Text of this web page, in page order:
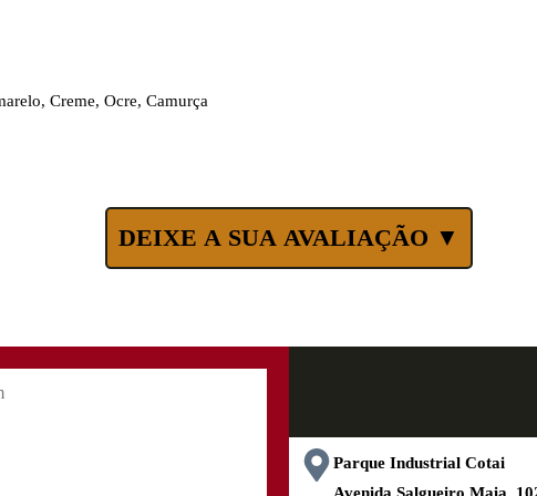
Creme, Ocre, Camurça
DEIXE A SUA AVALIAÇÃO ▼
Parque Industrial Cotai